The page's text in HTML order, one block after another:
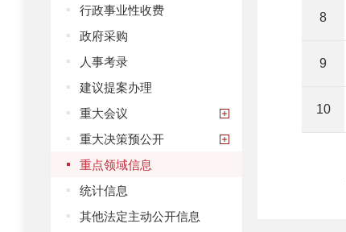
行政事业性收费
政府采购
人事考录
建议提案办理
重大会议
重大决策预公开
重点领域信息
统计信息
其他法定主动公开信息
8
9
10